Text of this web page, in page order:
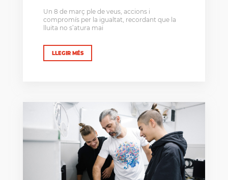
Un 8 de març ple de veus, accions i
compromís per la igualtat, recordant que la
lluita no s’atura mai
LLEGIR MÉS